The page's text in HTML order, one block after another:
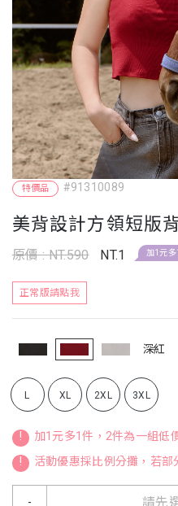
特價品 #91310089
美背設計方領短版
原價 : NT.590 NT.1 加1元
正常版請點我
深紅
L XL 2XL 3XL
!
加1元多1件，2件為一組低
!
活動優惠採比例分攤，若
-